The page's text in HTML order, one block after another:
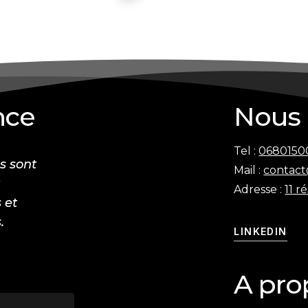
sont
et
Tel :
Mail :
Adresse :11
LINKEDIN
A